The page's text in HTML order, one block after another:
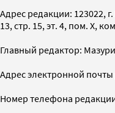
Адрес редакции: 123022,
13, стр. 15, эт. 4, пом. X,
Главный редактор:
Адрес электронной
Номер телефона